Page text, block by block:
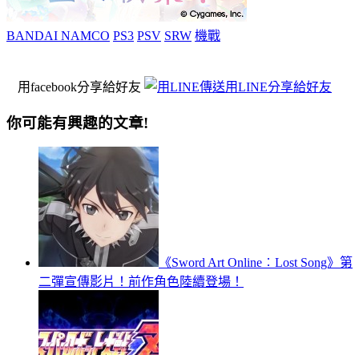
BANDAI NAMCO PS3 PSV SRW 機戰
用facebook分享給好友 用LINE分享給好友
你可能有興趣的文章!
《Sword Art Online︰Lost Song》第
二彈宣傳影片！前作角色陸續登場！